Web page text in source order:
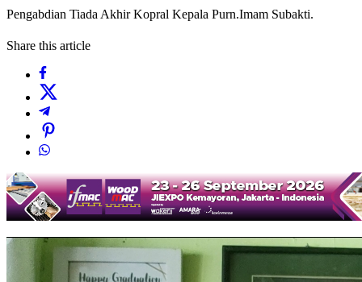
Pengabdian Tiada Akhir Kopral Kepala Purn.Imam Subakti.
Share this article